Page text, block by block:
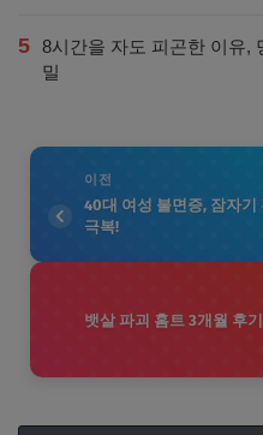
5 8시간을 자도 피곤한 이유,
밀
이전
40대 여성 불면증, 잠자
극복!
뱃살 파괴 홈트 3개월 후